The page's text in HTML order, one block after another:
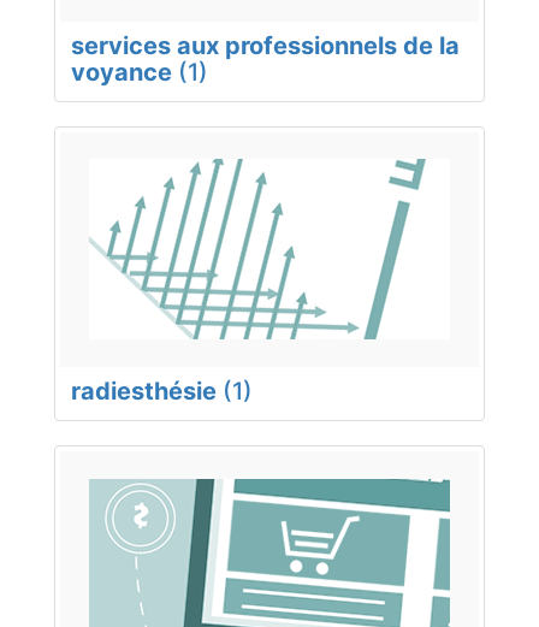
services aux professionnels de la
voyance (1)
radiesthésie (1)